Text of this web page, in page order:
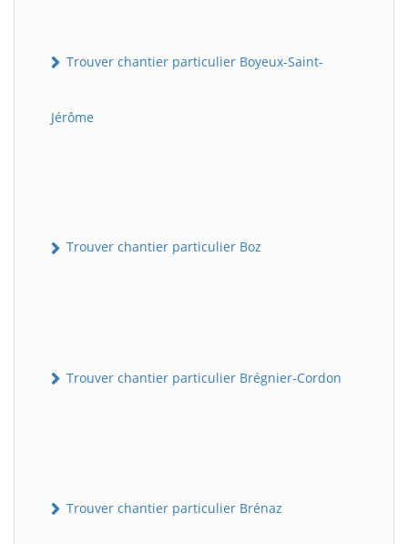
Trouver chantier particulier Boyeux-Saint-
Jérôme
Trouver chantier particulier Boz
Trouver chantier particulier Brégnier-Cordon
Trouver chantier particulier Brénaz